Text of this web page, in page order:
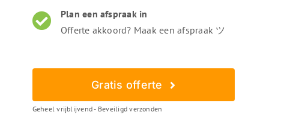
Plan een afspraak in
Offerte akkoord? Maak een afspraak ツ
Gratis offerte
Geheel vrijblijvend - Beveiligd verzonden